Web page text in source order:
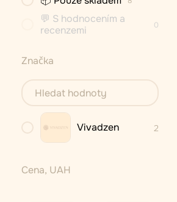
💬 S hodnocením a
recenzemi
0
Značka
Vivadzen 2
Cena, UAH